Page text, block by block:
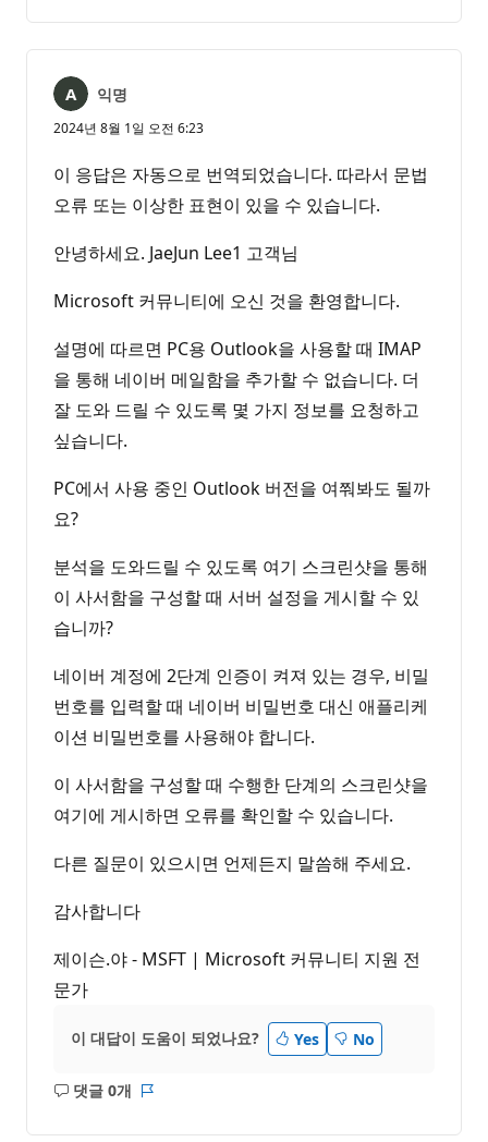
음
익명
2024년 8월 1일 오전 6:23
이 응답은 자동으로 번역되었습니다. 따라서 문법
오류 또는 이상한 표현이 있을 수 있습니다.
안녕하세요. JaeJun Lee1 고객님
Microsoft 커뮤니티에 오신 것을 환영합니다.
설명에 따르면 PC용 Outlook을 사용할 때 IMAP
을 통해 네이버 메일함을 추가할 수 없습니다. 더
잘 도와 드릴 수 있도록 몇 가지 정보를 요청하고
싶습니다.
PC에서 사용 중인 Outlook 버전을 여쭤봐도 될까
요?
분석을 도와드릴 수 있도록 여기 스크린샷을 통해
이 사서함을 구성할 때 서버 설정을 게시할 수 있
습니까?
네이버 계정에 2단계 인증이 켜져 있는 경우, 비밀
번호를 입력할 때 네이버 비밀번호 대신 애플리케
이션 비밀번호를 사용해야 합니다.
이 사서함을 구성할 때 수행한 단계의 스크린샷을
여기에 게시하면 오류를 확인할 수 있습니다.
다른 질문이 있으시면 언제든지 말씀해 주세요.
감사합니다
제이슨.야 - MSFT | Microsoft 커뮤니티 지원 전
문가
이 대답이 도움이 되었나요? Yes No
댓글 0개
설